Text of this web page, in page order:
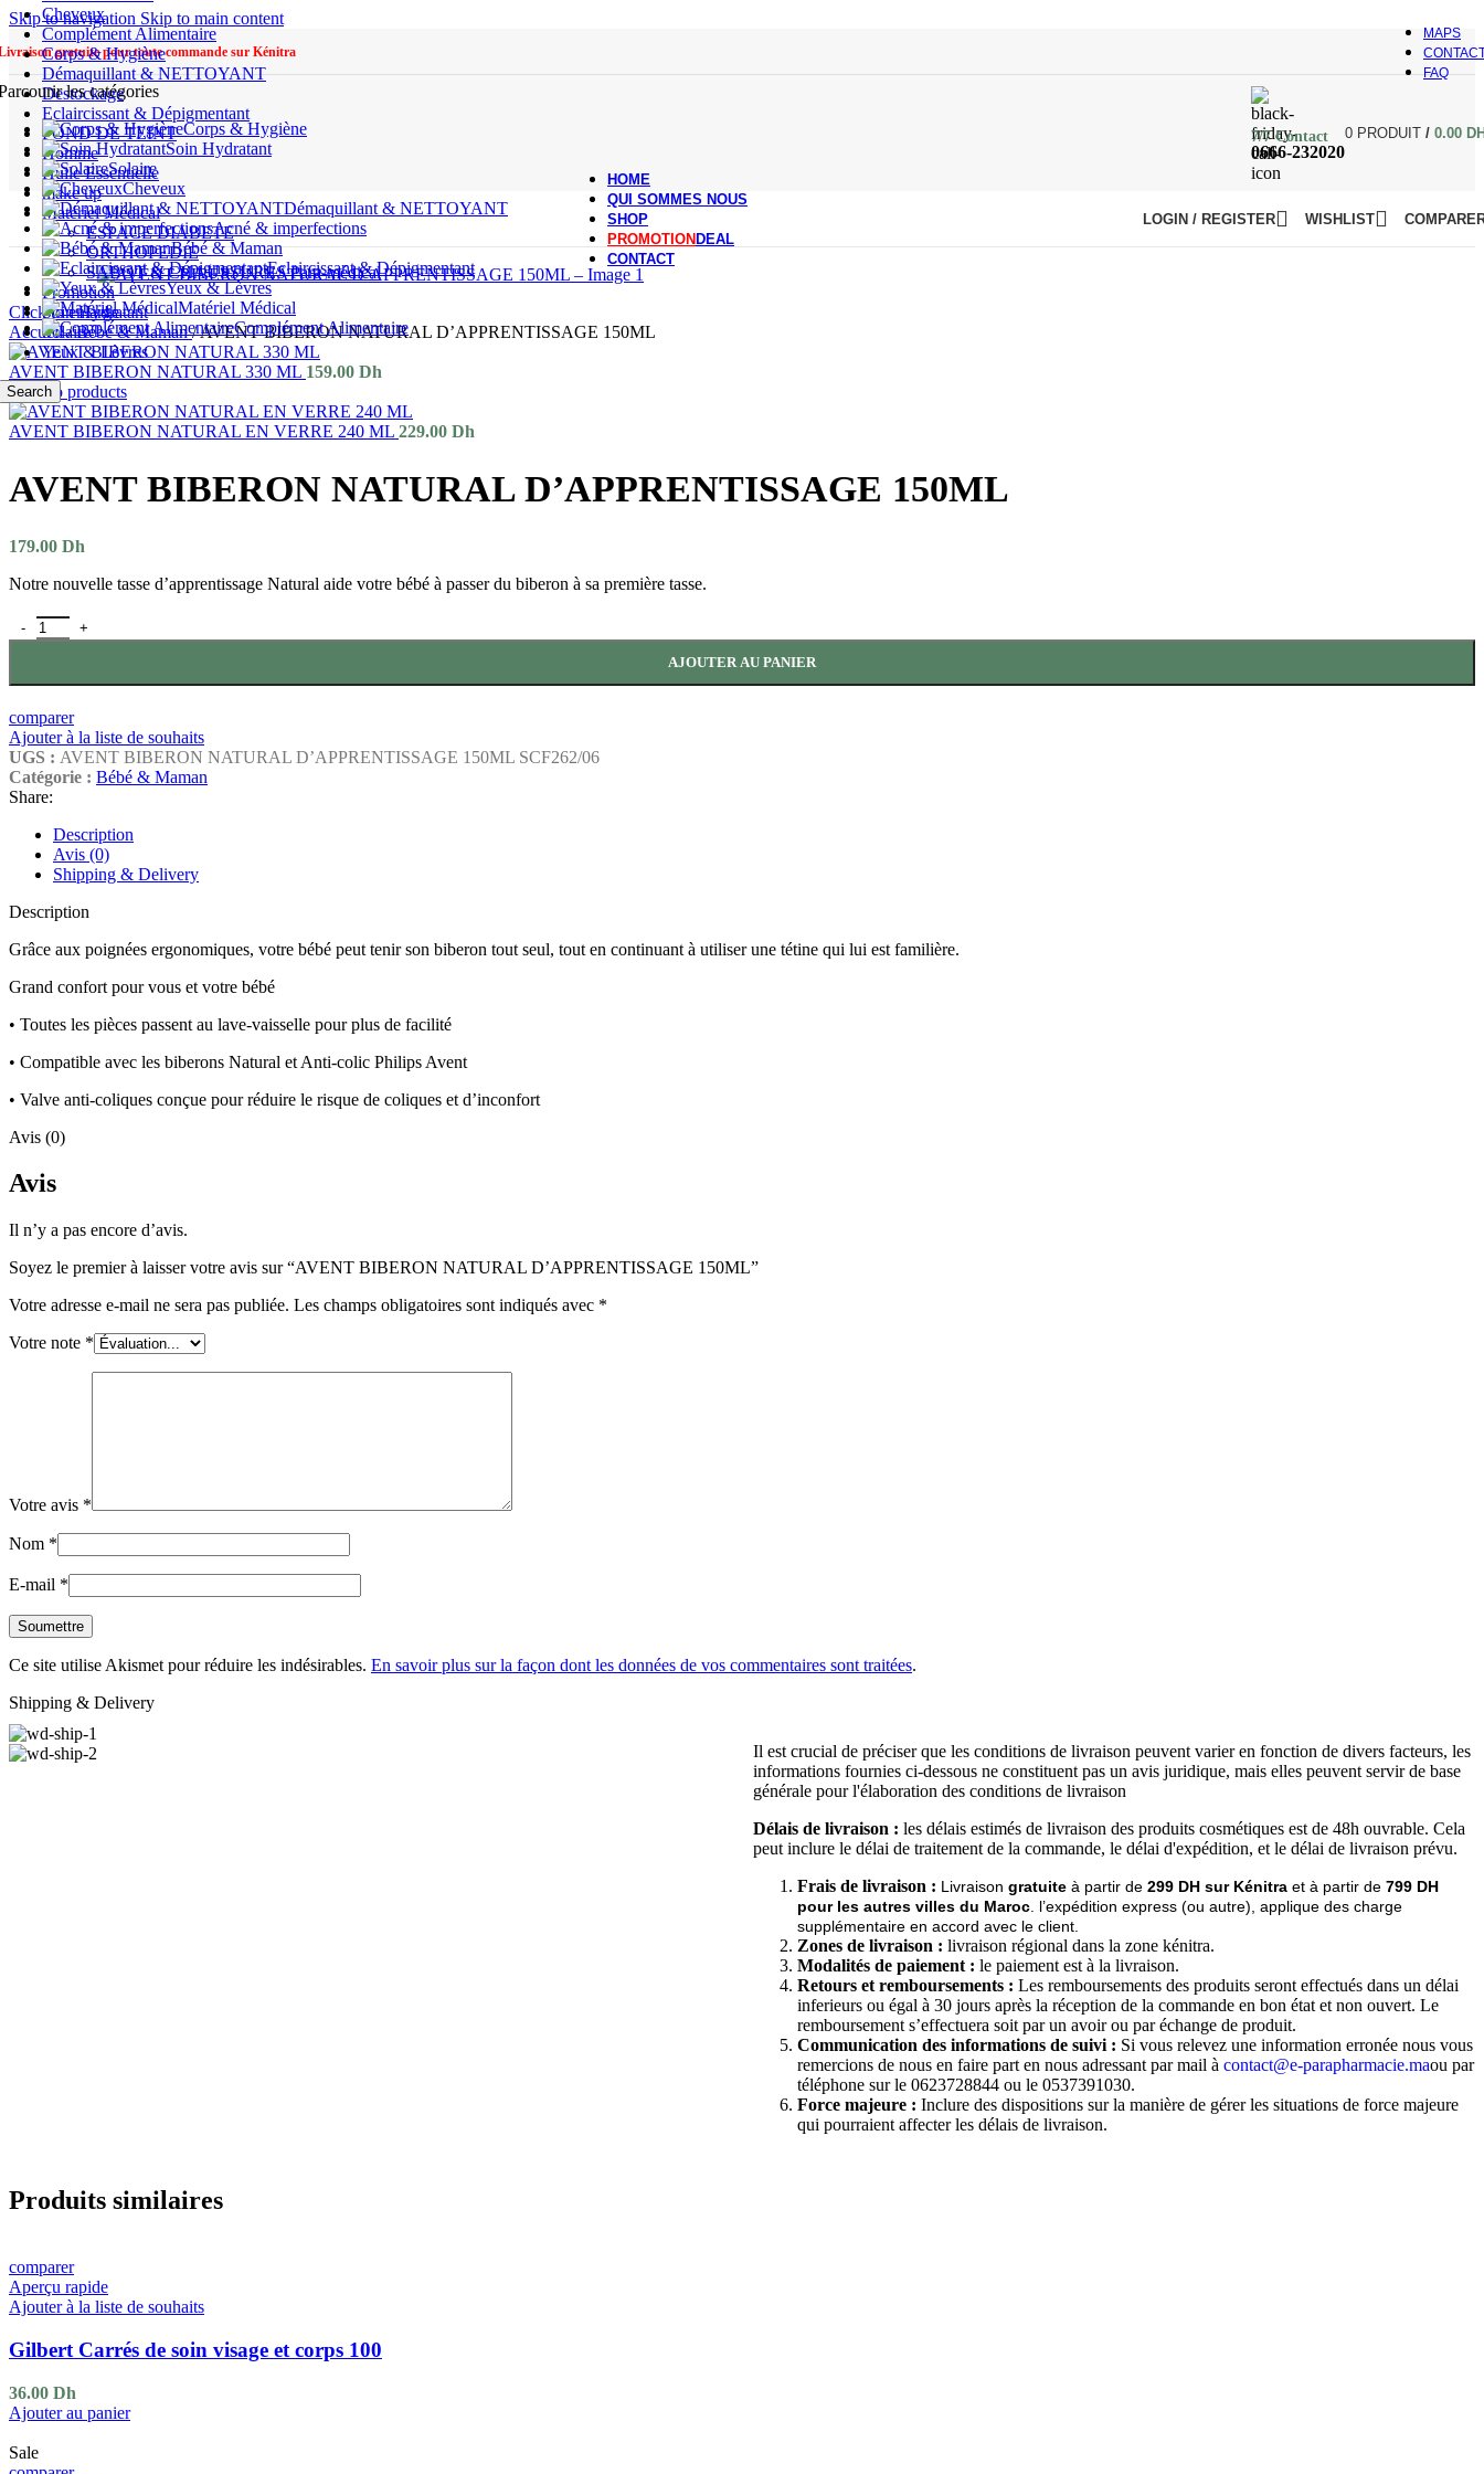
Skip to navigation Skip to main content
gratuite pour toute commande sur Kénitra
MAPS
FAQ
Cheveux
Complément Alimentaire
Corps & Hygiène
Démaquillant & NETTOYANT
Destockage
Eclaircissant & Dépigmentant
FOND DE TEINT
Homme
Huile Essentielle
make up
Matériel Médical
ESPACE DIABETE
ORTHOPEDIE
SABOT & CHAUSSURES Para-médical
Promotion
Soin Hydratant
Solaire
Yeux & Lèvres
Search
7/7 Contact
0666-232020
0 PRODUIT / 0.00
les catégories
Corps & Hygiène
Soin Hydratant
Solaire
Cheveux
Démaquillant & NETTOYANT
Acné & imperfections
Bébé & Maman
Eclaircissant & Dépigmentant
Yeux & Lèvres
Matériel Médical
Complément Alimentaire
HOME
QUI SOMMES NOUS
SHOP
PROMOTION DEAL
CONTACT
LOGIN / REGISTER WISHLIST
Click to enlarge
Accueil/ Bébé & Maman/AVENT BIBERON NATURAL D’APPRENTISSAGE 150ML
AVENT BIBERON NATURAL 330 ML 159.00 Dh
Back to products
AVENT BIBERON NATURAL EN VERRE 240 ML 229.00 Dh
AVENT BIBERON NATURAL D’APPRENTISSAGE 150ML
179.00 Dh
Notre nouvelle tasse d’apprentissage Natural aide votre bébé à passer du biberon à sa première tasse.
AJOUTER AU PANIER
comparer
Ajouter à la liste de souhaits
UGS : AVENT BIBERON NATURAL D’APPRENTISSAGE 150ML SCF262/06
Catégorie : Bébé & Maman
Share:
Description
Avis (0)
Shipping & Delivery
Description
Grâce aux poignées ergonomiques, votre bébé peut tenir son biberon tout seul, tout en continuant à utiliser une tétine qui lui est familière.
Grand confort pour vous et votre bébé
• Toutes les pièces passent au lave-vaisselle pour plus de facilité
• Compatible avec les biberons Natural et Anti-colic Philips Avent
• Valve anti-coliques conçue pour réduire le risque de coliques et d’inconfort
Avis (0)
Avis
Il n’y a pas encore d’avis.
Soyez le premier à laisser votre avis sur “AVENT BIBERON NATURAL D’APPRENTISSAGE 150ML”
Votre adresse e-mail ne sera pas publiée. Les champs obligatoires sont indiqués avec *
Votre note *
Votre avis *
Nom *
E-mail *
Ce site utilise Akismet pour réduire les indésirables. En savoir plus sur la façon dont les données de vos commentaires sont traitées.
Shipping & Delivery
Il est crucial de préciser que les conditions de livraison peuvent varier en fonction de divers facteurs, les
informations fournies ci-dessous ne constituent pas un avis juridique, mais elles peuvent servir de base
générale pour l'élaboration des conditions de livraison
Délais de livraison : les délais estimés de livraison des produits cosmétiques est de 48h ouvrable. Cela
peut inclure le délai de traitement de la commande, le délai d'expédition, et le délai de livraison prévu.
Frais de livraison : Livraison gratuite à partir de 299 DH sur Kénitra et à partir de 799 DH
pour les autres villes du Maroc. l’expédition express (ou autre), applique des charge
supplémentaire en accord avec le client.
Zones de livraison : livraison régional dans la zone kénitra.
Modalités de paiement : le paiement est à la livraison.
Retours et remboursements : Les remboursements des produits seront effectués dans un délai
inferieurs ou égal à 30 jours après la réception de la commande en bon état et non ouvert. Le
remboursement s’effectuera soit par un avoir ou par échange de produit.
Communication des informations de suivi : Si vous relevez une information erronée nous vous
remercions de nous en faire part en nous adressant par mail à contact@e-parapharmacie.maou par
téléphone sur le 0623728844 ou le 0537391030.
Force majeure : Inclure des dispositions sur la manière de gérer les situations de force majeure
qui pourraient affecter les délais de livraison.
Produits similaires
comparer
Aperçu rapide
Ajouter à la liste de souhaits
Gilbert Carrés de soin visage et corps 100
36.00 Dh
Ajouter au panier
Sale